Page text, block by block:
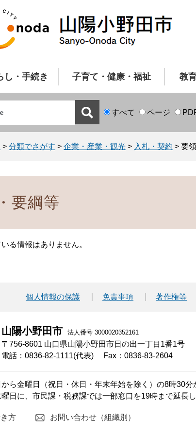
し・手続き 子育て・健康・福祉 教
すべて ページ
> 分類でさがす > 企業・産業・観光 > 入札・契約 > 要
要綱等
る情報はありません。
個人情報の保護 免責事項 著作権等
山陽小野田市 法人番号 3000020352161
〒756-8601 山口県山陽小野田市日の出一丁目1番1号
電話：0836-82-1111(代表)
Fax：0836-83-2604
ら金曜日（祝日・休日・年末年始を除く）の8時30分
日に、市民課・税務課では一部窓口を19時まで延長し
方 お問い合わせ（組織別）